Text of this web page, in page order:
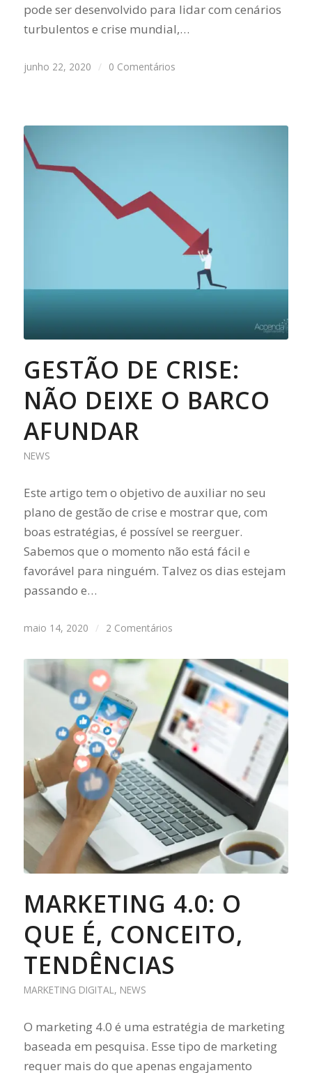
pode ser desenvolvido para lidar com cenários
turbulentos e crise mundial,…
junho 22, 2020 / 0 Comentários
GESTÃO DE CRISE:
NÃO DEIXE O BARCO
AFUNDAR
NEWS
Este artigo tem o objetivo de auxiliar no seu
plano de gestão de crise e mostrar que, com
boas estratégias, é possível se reerguer.
Sabemos que o momento não está fácil e
favorável para ninguém. Talvez os dias estejam
passando e…
maio 14, 2020 / 2 Comentários
MARKETING 4.0: O
QUE É, CONCEITO,
TENDÊNCIAS
MARKETING DIGITAL, NEWS
O marketing 4.0 é uma estratégia de marketing
baseada em pesquisa. Esse tipo de marketing
requer mais do que apenas engajamento